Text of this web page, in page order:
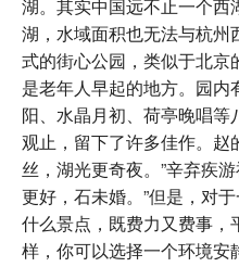
湖。其实中国远不止一个
湖，水域面积也无法与杭
式的街心公园，类似于北京
是老年人早起的地方。园
阳、水晶月初、荷亭晚唱
观止，留下了许多佳作。赵
丝，湖光更奇夜。”辛弃疾
更好，石未婚。”但是，对
什么景点，既费力又费事，
样，你可以选择一个环境